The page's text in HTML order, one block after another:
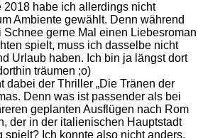
2018 habe ich allerdings nicht
Ambiente gewählt. Denn während
Schnee gerne Mal einen Liebesroman
spielt, muss ich dasselbe nicht
Urlaub haben. Ich bin ja längst dort
träumen ;o)
dabei der Thriller „Die Tränen der
Denn was ist passender als bei
geplanten Ausflügen nach Rom
der in der italienischen Hauptstadt
spielt? Ich konnte also nicht anders,